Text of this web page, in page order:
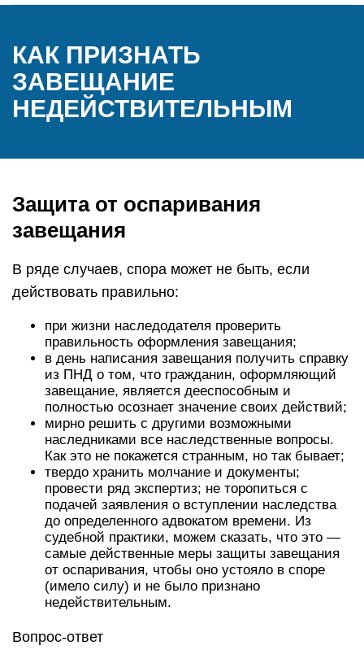
КАК ПРИЗНАТЬ
ЗАВЕЩАНИЕ
НЕДЕЙСТВИТЕЛЬНЫМ
Защита от оспаривания
завещания
В ряде случаев, спора может не быть, если
действовать правильно:
при жизни наследодателя проверить
правильность оформления завещания;
в день написания завещания получить справку
из ПНД о том, что гражданин, оформляющий
завещание, является дееспособным и
полностью осознает значение своих действий;
мирно решить с другими возможными
наследниками все наследственные вопросы.
Как это не покажется странным, но так бывает;
твердо хранить молчание и документы;
провести ряд экспертиз; не торопиться с
подачей заявления о вступлении наследства
до определенного адвокатом времени. Из
судебной практики, можем сказать, что это —
самые действенные меры защиты завещания
от оспаривания, чтобы оно устояло в споре
(имело силу) и не было признано
недействительным.
Вопрос-ответ